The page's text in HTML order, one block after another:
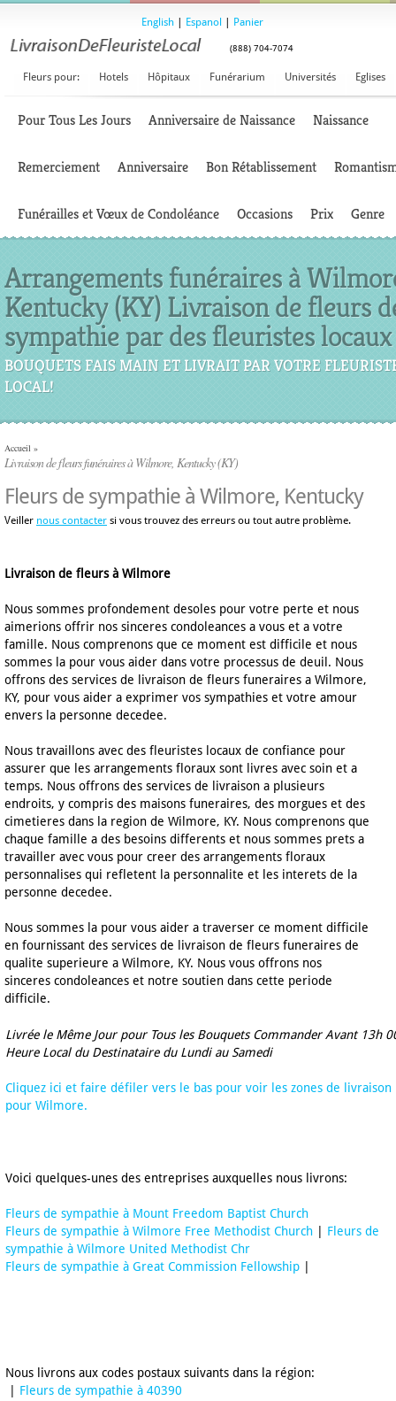
English Espanol Panier
(888) 704-7074
Fleurs pour: Hotels Hôpitaux Funérarium Universités Eglises
Pour Tous Les Jours Anniversaire de Naissance Naissance
Remerciement Anniversaire Bon Rétablissement
Funérailles et Vœux de Condoléance Occasions Prix Genre
Arrangements funéraires à
Kentucky (KY) Livraison de fleurs
sympathie par des fleuristes locaux
BOUQUETS FAIS MAIN ET LIVRAIT PAR VOTRE
LOCAL!
Accueil »
Livraison de fleurs funéraires à Wilmore, Kentucky (KY)
Fleurs de sympathie à Wilmore, Kentucky
Veiller nous contacter si vous trouvez des erreurs ou tout autre problème.
Livraison de fleurs à Wilmore
Nous sommes profondement desoles pour votre perte et nous
aimerions offrir nos sinceres condoleances a vous et a votre
famille. Nous comprenons que ce moment est difficile et nous
sommes la pour vous aider dans votre processus de deuil. Nous
offrons des services de livraison de fleurs funeraires a Wilmore,
KY, pour vous aider a exprimer vos sympathies et votre amour
envers la personne decedee.
Nous travaillons avec des fleuristes locaux de confiance pour
assurer que les arrangements floraux sont livres avec soin et a
temps. Nous offrons des services de livraison a plusieurs
endroits, y compris des maisons funeraires, des morgues et des
cimetieres dans la region de Wilmore, KY. Nous comprenons que
chaque famille a des besoins differents et nous sommes prets a
travailler avec vous pour creer des arrangements floraux
personnalises qui refletent la personnalite et les interets de la
personne decedee.
Nous sommes la pour vous aider a traverser ce moment difficile
en fournissant des services de livraison de fleurs funeraires de
qualite superieure a Wilmore, KY. Nous vous offrons nos
sinceres condoleances et notre soutien dans cette periode
difficile.
Livrée le Même Jour pour Tous les Bouquets Commander Avant 13h
Heure Local du Destinataire du Lundi au Samedi
Cliquez ici et faire défiler vers le bas pour voir les zones de livraison
pour Wilmore.
Voici quelques-unes des entreprises auxquelles nous livrons:
Fleurs de sympathie à Mount Freedom Baptist Church
Fleurs de sympathie à Wilmore Free Methodist Church
Fleurs de
sympathie à Wilmore United Methodist Chr
Fleurs de sympathie à Great Commission Fellowship
Nous livrons aux codes postaux suivants dans la région:
Fleurs de sympathie à 40390